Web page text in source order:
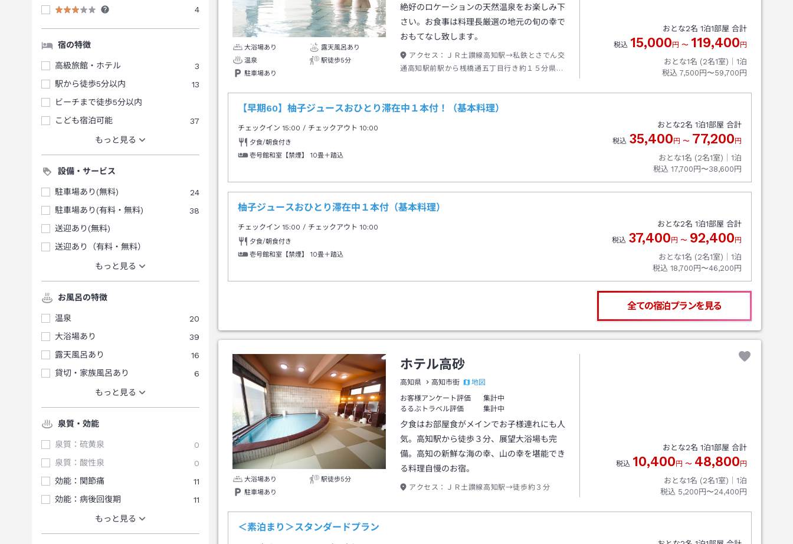
4
宿の特徴
高級旅館・ホテル
3
駅から徒歩5分以内
13
ビーチまで徒歩5分以内
こども宿泊可能
37
もっと見る
設備・サービス
駐車場あり(無料)
24
駐車場あり(有料・無料)
38
送迎あり(無料)
送迎あり（有料・無料）
もっと見る
お風呂の特徴
温泉
20
大浴場あり
39
露天風呂あり
16
貸切・家族風呂あり
6
もっと見る
泉質・効能
泉質：硫黄泉
0
泉質：酸性泉
0
効能：関節痛
11
効能：病後回復期
11
もっと見る
大浴場あり
露天風呂あり
温泉
駅徒歩5分
駐車場あり
絶好のロケーションの天然温泉をお楽しみ下
さい。お食事は料理長厳選の地元の旬の幸で
おもてなし致します。
アクセス：
ＪＲ土讃線高知駅→私鉄とさでん交
通高知駅前駅から桟橋通五丁目行き約１５分県庁
おとな2名 1泊1部屋 合計
税込 15,000 円 〜 119,400 円
おとな1名 (2名1室)｜ 1泊
税込 7,500円〜59,700円
【早期60】柚子ジュースおひとり滞在中１本付！（基本料理）
チェックイン15:00 / チェックアウト 10:00
夕食/朝食付き
壱号館和室【禁煙】
10畳＋踏込
おとな2名 1泊1部屋 合計
税込 35,400 円 〜 77,200 円
おとな1名 (2名1室)｜ 1泊
税込 17,700円〜38,600円
柚子ジュースおひとり滞在中１本付（基本料理）
チェックイン15:00 / チェックアウト 10:00
夕食/朝食付き
壱号館和室【禁煙】
10畳＋踏込
おとな2名 1泊1部屋 合計
税込 37,400 円 〜 92,400 円
おとな1名 (2名1室)｜ 1泊
税込 18,700円〜46,200円
全ての宿泊プランを見る
大浴場あり
駅徒歩5分
駐車場あり
ホテル高砂
高知県 高知市街
地図
お客様アンケート評価
集計中
るるぶトラベル評価
集計中
夕食はお部屋食がメインでお子様連れにも人
気。高知駅から徒歩３分、展望大浴場も完
備。高知の新鮮な海の幸、山の幸を堪能でき
る料理自慢のお宿。
アクセス： ＪＲ土讃線高知駅→徒歩約３分
おとな2名 1泊1部屋 合計
税込 10,400 円 〜 48,800 円
おとな1名 (2名1室)｜ 1泊
税込 5,200円〜24,400円
＜素泊まり＞スタンダードプラン